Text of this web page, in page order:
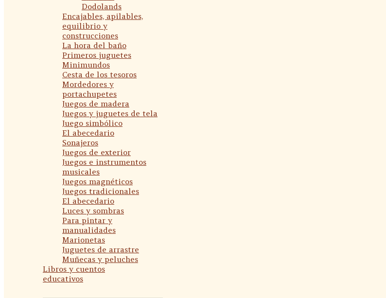
Dodolands
Encajables, apilables,
equilibrio y
construcciones
La hora del baño
Primeros juguetes
Minimundos
Cesta de los tesoros
Mordedores y
portachupetes
Juegos de madera
Juegos y juguetes de tela
Juego simbólico
El abecedario
Sonajeros
Juegos de exterior
Juegos e instrumentos
musicales
Juegos magnéticos
Juegos tradicionales
El abecedario
Luces y sombras
Para pintar y
manualidades
Marionetas
Juguetes de arrastre
Muñecas y peluches
Libros y cuentos
educativos